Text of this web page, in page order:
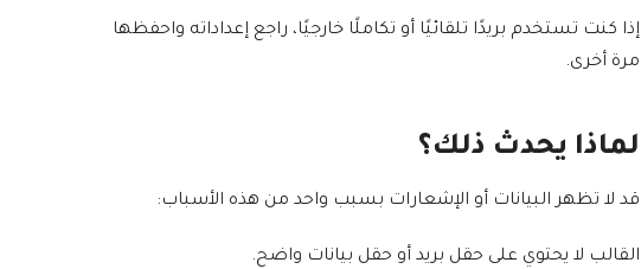
إذا كنت تستخدم بريدًا تلقائيًا أو تكاملًا خارجيًا، راجع إعداداته واحفظها
مرة أخرى.
لماذا يحدث ذلك؟
قد لا تظهر البيانات أو الإشعارات بسبب واحد من هذه الأسباب:
القالب لا يحتوي على حقل بريد أو حقل بيانات واضح.